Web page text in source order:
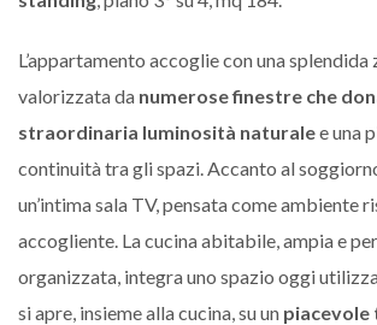
L’appartamento accoglie con una splendida
valorizzata da numerose finestre che
straordinaria luminosità naturalee una
continuità tra gli spazi. Accanto al
un’intima sala TV, pensata come ambiente
accogliente. La cucina abitabile, ampia e
organizzata, integra uno spazio oggi
si apre, insieme alla cucina, su un piacevole